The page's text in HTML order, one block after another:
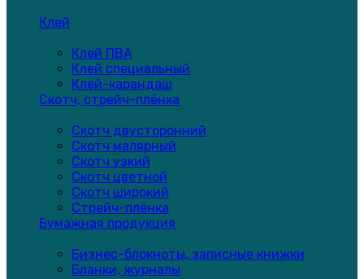
Клей
Клей ПВА
Клей специальный
Клей-карандаш
Скотч, стрейч-плёнка
Скотч двусторонний
Скотч малярный
Скотч узкий
Скотч цветной
Скотч широкий
Стрейч-плёнка
Бумажная продукция
Бизнес-блокноты, записные книжки
Бланки, журналы